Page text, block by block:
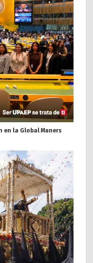
en la Global Muners